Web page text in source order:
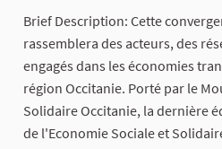
Brief Description: Cette
rassemblera des acteurs, des
engagés dans les économies
région Occitanie. Porté par le
Solidaire Occitanie, la dernière
de l'Economie Sociale et